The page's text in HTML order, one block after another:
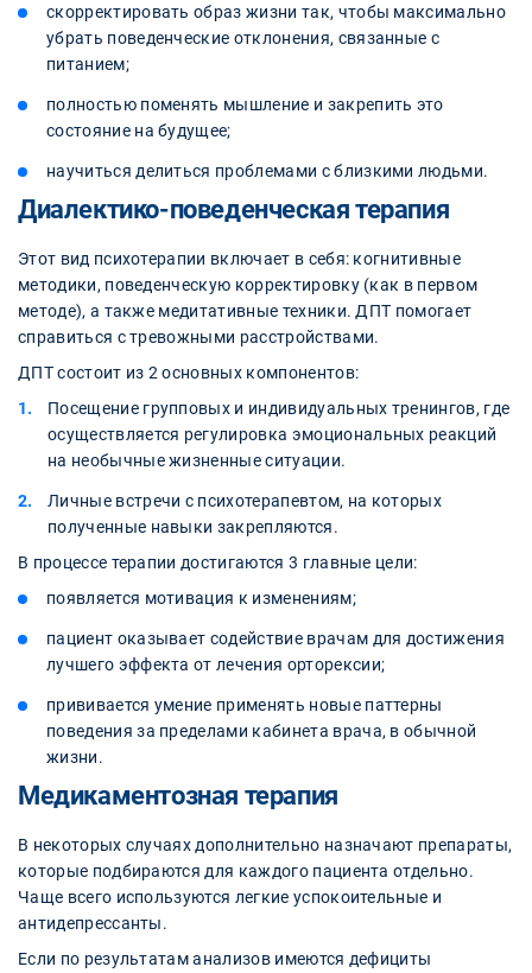
скорректировать образ жизни так, чтобы максимально
убрать поведенческие отклонения, связанные с
питанием;
полностью поменять мышление и закрепить это
состояние на будущее;
научиться делиться проблемами с близкими людьми.
Диалектико-поведенческая терапия
Этот вид психотерапии включает в себя: когнитивные
методики, поведенческую корректировку (как в первом
методе), а также медитативные техники. ДПТ помогает
справиться с тревожными расстройствами.
ДПТ состоит из 2 основных компонентов:
Посещение групповых и индивидуальных тренингов, где
осуществляется регулировка эмоциональных реакций
на необычные жизненные ситуации.
Личные встречи с психотерапевтом, на которых
полученные навыки закрепляются.
В процессе терапии достигаются 3 главные цели:
появляется мотивация к изменениям;
пациент оказывает содействие врачам для достижения
лучшего эффекта от лечения орторексии;
прививается умение применять новые паттерны
поведения за пределами кабинета врача, в обычной
жизни.
Медикаментозная терапия
В некоторых случаях дополнительно назначают препараты,
которые подбираются для каждого пациента отдельно.
Чаще всего используются легкие успокоительные и
антидепрессанты.
Если по результатам анализов имеются дефициты